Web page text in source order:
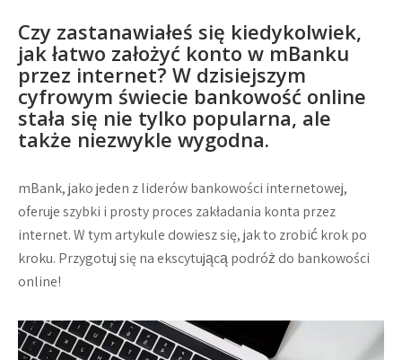
Czy zastanawiałeś się kiedykolwiek,
jak łatwo założyć konto w mBanku
przez internet? W dzisiejszym
cyfrowym świecie bankowość online
stała się nie tylko popularna, ale
także niezwykle wygodna.
mBank, jako jeden z liderów bankowości internetowej,
oferuje szybki i prosty proces zakładania konta przez
internet. W tym artykule dowiesz się, jak to zrobić krok po
kroku. Przygotuj się na ekscytującą podróż do bankowości
online!